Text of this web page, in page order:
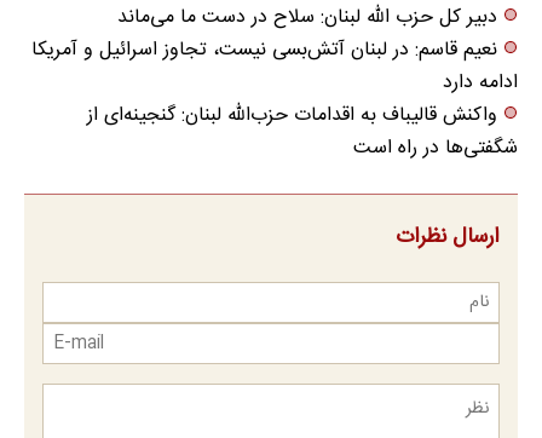
دبیر کل حزب الله لبنان: سلاح در دست ما می‌ماند
نعیم قاسم: در لبنان آتش‌بسی نیست، تجاوز اسرائیل و آمریکا
ادامه دارد
واکنش قالیباف به اقدامات حزب‌الله لبنان: گنجینه‌ای از
شگفتی‌ها در راه است
ارسال نظرات